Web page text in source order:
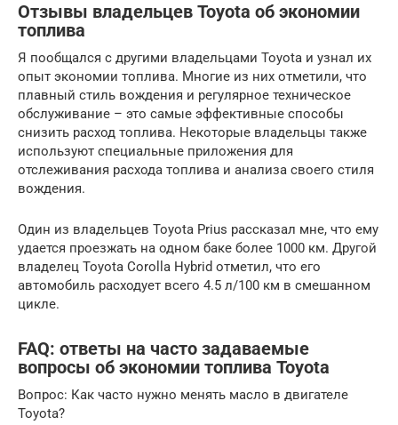
Отзывы владельцев Toyota об экономии
топлива
Я пообщался с другими владельцами Toyota и узнал их
опыт экономии топлива. Многие из них отметили, что
плавный стиль вождения и регулярное техническое
обслуживание – это самые эффективные способы
снизить расход топлива. Некоторые владельцы также
используют специальные приложения для
отслеживания расхода топлива и анализа своего стиля
вождения.
Один из владельцев Toyota Prius рассказал мне, что ему
удается проезжать на одном баке более 1000 км. Другой
владелец Toyota Corolla Hybrid отметил, что его
автомобиль расходует всего 4.5 л/100 км в смешанном
цикле.
FAQ: ответы на часто задаваемые
вопросы об экономии топлива Toyota
Вопрос: Как часто нужно менять масло в двигателе
Toyota?